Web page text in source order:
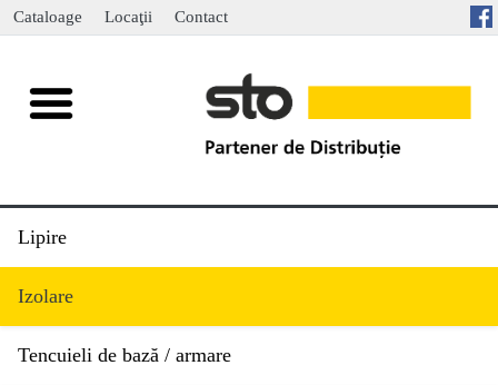
Cataloage Locaţii Contact
Lipire
Izolare
Tencuieli de bază / armare